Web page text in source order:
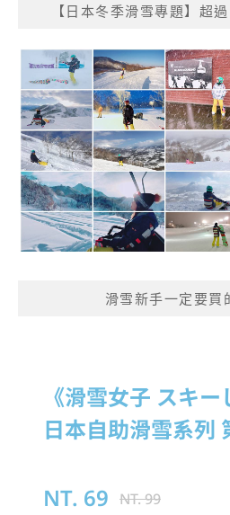
【日本冬季滑雪專題】超
滑雪新手一定要買